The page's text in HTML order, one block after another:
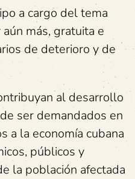
a cargo del tema
más, gratuita e
de deterioro y de
al desarrollo
ser demandados en
a la economía cubana
públicos y
la población afectada